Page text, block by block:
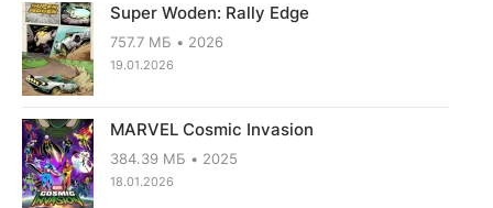
Super Woden: Rally Edge
757.7 МБ 2026
19.01.2026
MARVEL Cosmic Invasion
384.39 МБ 2025
18.01.2026